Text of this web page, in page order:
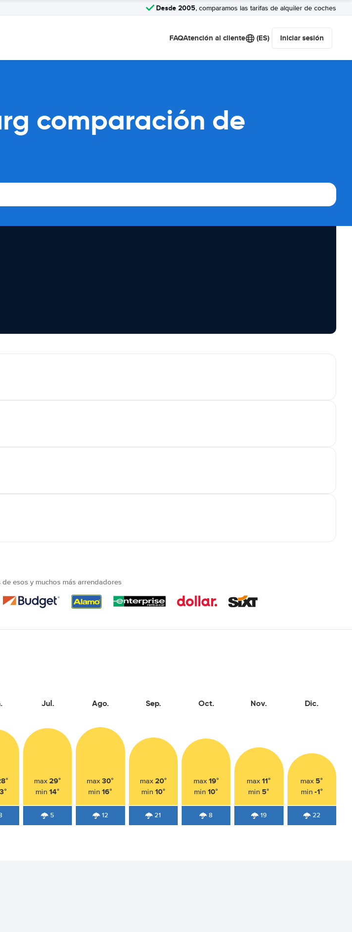
Desde 2005, comparamos las tarifas de alquiler de coches
FAQAtención al cliente (ES) Iniciar sesión
comparación de
esos y muchos más arrendadores
Jul.
max29°
min14°
5
Ago.
max30°
min16°
12
Sep.
max 20°
min 10°
21
Oct.
max 19°
min10°
8
Nov.
max11°
min 5°
19
Dic.
max 5°
min -1°
22